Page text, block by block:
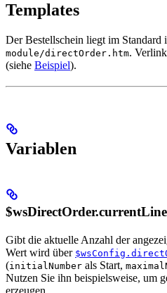
Templates
Der Bestellschein liegt im Standard
module/directOrder.htm.
(siehe Beispiel).
Variablen
Gibt die aktuelle Anzahl der
Wert wird über
(initialNumber als Start,
Nutzen Sie ihn beispielsweise, um